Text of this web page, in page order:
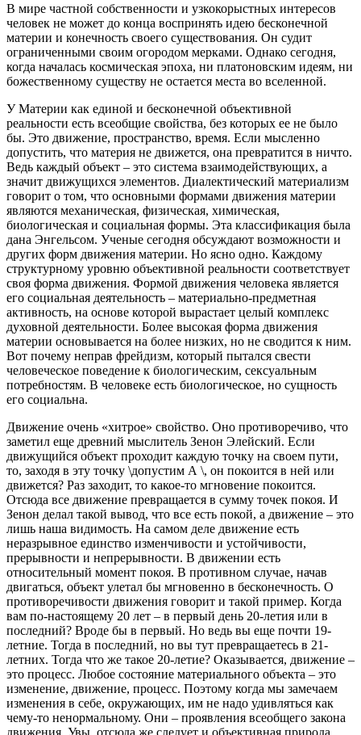
В мире частной собственности и узкокорыстных интересов
человек не может до конца воспринять идею бесконечной
материи и конечность своего существования. Он судит
ограниченными своим огородом мерками. Однако сегодня,
когда началась космическая эпоха, ни платоновским идеям, ни
божественному существу не остается места во вселенной.
У Материи как единой и бесконечной объективной
реальности есть всеобщие свойства, без которых ее не было
бы. Это движение, пространство, время. Если мысленно
допустить, что материя не движется, она превратится в ничто.
Ведь каждый объект – это система взаимодействующих, а
значит движущихся элементов. Диалектический материализм
говорит о том, что основными формами движения материи
являются механическая, физическая, химическая,
биологическая и социальная формы. Эта классификация была
дана Энгельсом. Ученые сегодня обсуждают возможности и
других форм движения материи. Но ясно одно. Каждому
структурному уровню объективной реальности соответствует
своя форма движения. Формой движения человека является
его социальная деятельность – материально-предметная
активность, на основе которой вырастает целый комплекс
духовной деятельности. Более высокая форма движения
материи основывается на более низких, но не сводится к ним.
Вот почему неправ фрейдизм, который пытался свести
человеческое поведение к биологическим, сексуальным
потребностям. В человеке есть биологическое, но сущность
его социальна.
Движение очень «хитрое» свойство. Оно противоречиво, что
заметил еще древний мыслитель Зенон Элейский. Если
движущийся объект проходит каждую точку на своем пути,
то, заходя в эту точку \допустим А \, он покоится в ней или
движется? Раз заходит, то какое-то мгновение покоится.
Отсюда все движение превращается в сумму точек покоя. И
Зенон делал такой вывод, что все есть покой, а движение – это
лишь наша видимость. На самом деле движение есть
неразрывное единство изменчивости и устойчивости,
прерывности и непрерывности. В движении есть
относительный момент покоя. В противном случае, начав
двигаться, объект улетал бы мгновенно в бесконечность. О
противоречивости движения говорит и такой пример. Когда
вам по-настоящему 20 лет – в первый день 20-летия или в
последний? Вроде бы в первый. Но ведь вы еще почти 19-
летние. Тогда в последний, но вы тут превращаетесь в 21-
летних. Тогда что же такое 20-летие? Оказывается, движение –
это процесс. Любое состояние материального объекта – это
изменение, движение, процесс. Поэтому когда мы замечаем
изменения в себе, окружающих, им не надо удивляться как
чему-то ненормальному. Они – проявления всеобщего закона
движения. Увы, отсюда же следует и объективная природа